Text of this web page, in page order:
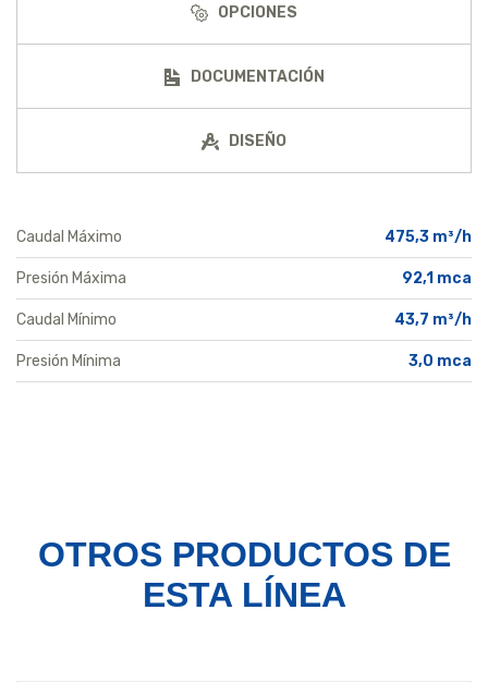
OPCIONES
DOCUMENTACIÓN
DISEÑO
Caudal Máximo 475,3 m³/h
Presión Máxima 92,1 mca
Caudal Mínimo 43,7 m³/h
Presión Mínima 3,0 mca
OTROS PRODUCTOS DE
ESTA LÍNEA